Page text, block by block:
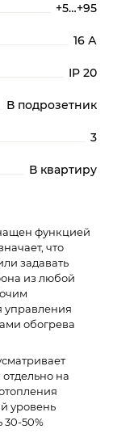
+5…+95
16 А
IP 20
В подрозетник
3
В квартиру
функцией
что
задавать
из любой
управления
обогрева
на
уровень
30-50%